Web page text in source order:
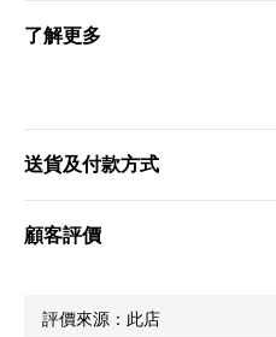
了解更多
送貨及付款方式
顧客評價